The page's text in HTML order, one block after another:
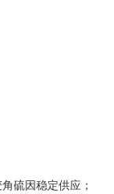
硫因稳定供应；